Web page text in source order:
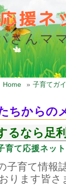
さんマ
Home » 子育てガ
ちからの
るなら足
育て応援ネッ
子育て情報
ります皆さ